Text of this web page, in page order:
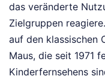
das veränderte
Zielgruppen
auf den klassischen
Maus, die seit 1971
Kinderfernsehens